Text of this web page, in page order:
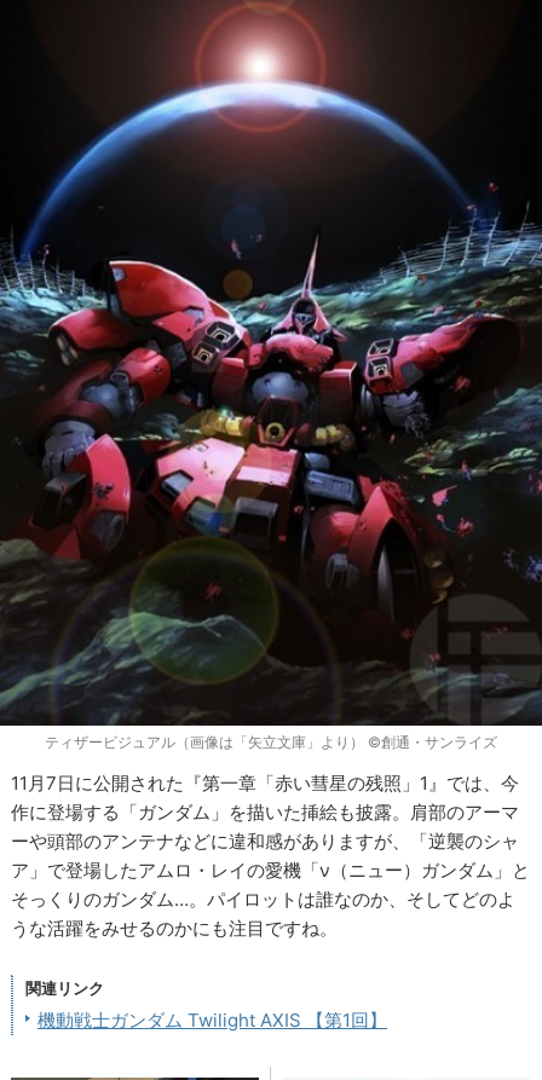
ティザービジュアル（画像は「矢立文庫」より） ©創通・サンライズ
11月7日に公開された『第一章「赤い彗星の残照」1』では、今
作に登場する「ガンダム」を描いた挿絵も披露。肩部のアーマ
ーや頭部のアンテナなどに違和感がありますが、「逆襲のシャ
ア」で登場したアムロ・レイの愛機「ν（ニュー）ガンダム」と
そっくりのガンダム…。パイロットは誰なのか、そしてどのよ
うな活躍をみせるのかにも注目ですね。
関連リンク
機動戦士ガンダム Twilight AXIS 【第1回】